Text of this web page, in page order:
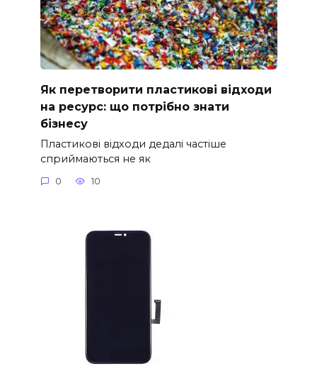
Як перетворити пластикові відходи
на ресурс: що потрібно знати
бізнесу
Пластикові відходи дедалі частіше
сприймаються не як
0 10